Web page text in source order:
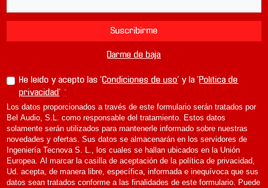
Suscribirme
Darme de baja
He leído y acepto las 'Condiciones de uso' y la ' Política de
privacidad' *
Los datos proporcionados a través de este formulario serán tratados por
Bel Audio, S.L. como responsable del tratamiento. Estos datos
solamente serán utilizados para mantenerle informado sobre nuestras
novedades y ofertas. Sus datos se almacenarán en los servidores de
Ingeniería Tecnova S. L., los cuales se hallan ubicados en la Unión
Europea. Al marcar la casilla de aceptación de la política de privacidad,
Ud. acepta, de manera libre, específica, informada e inequívoca que sus
datos sean tratados conforme a las finalidades de este formulario. Puede